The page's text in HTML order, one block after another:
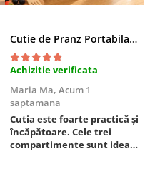
Cutie de Pranz Portabila cu Compartimente
Achizitie verificata
Maria Ma, Acum 1
saptamana
Cutia este foarte practică și
încăpătoare. Cele trei
compartimente sunt ideale